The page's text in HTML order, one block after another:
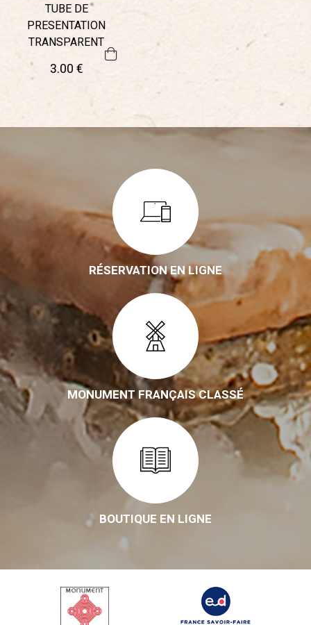
TUBE DE
PRESENTATION
TRANSPARENT
3.00€
RÉSERVATION EN LIGNE
MONUMENT FRANÇAIS CLASSÉ
BOUTIQUE EN LIGNE